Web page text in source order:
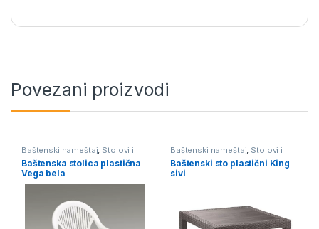
Povezani proizvodi
Baštenski nameštaj Stolovi i
stolice
Baštenska stolica plastična
Vega bela
Baštenski nameštaj Stolovi i
stolice
Baštenski sto plastični King
sivi